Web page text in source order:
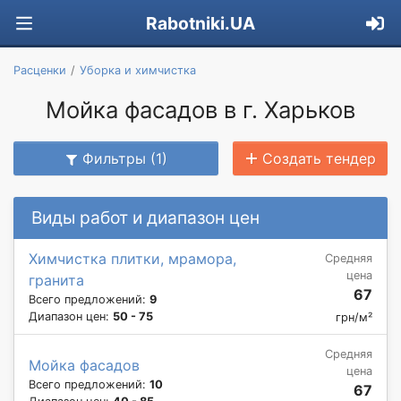
Rabotniki.UA
Расценки Уборка и химчистка
Мойка фасадов в г. Харьков
Фильтры (1) Создать тендер
Виды работ и диапазон цен
Химчистка плитки, мрамора,
гранита
Всего предложений: 9
Диапазон цен: 50 - 75
Средняя
цена
67
грн/м²
Мойка фасадов
Всего предложений: 10
Средняя
цена
67